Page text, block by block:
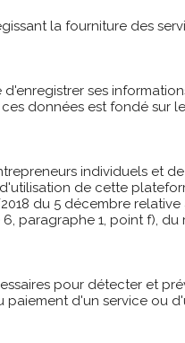
la fourniture des
ses
données est fondé sur
individuels et
de cette
du 5 décembre
paragraphe 1, point f), du
pour détecter et
paiement d'un service ou